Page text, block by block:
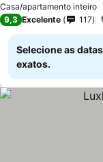
Casa/apartamento inteiro
9,3 Excelente 117
Selecione as
exatos.